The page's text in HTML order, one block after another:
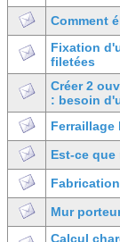
Comment
Fixation
filetées
Créer 2
: besoin
Ferraillage
Est-ce
Mur
Calcul